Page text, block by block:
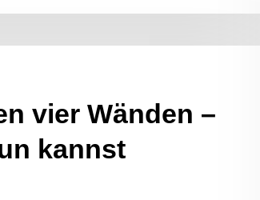
vier Wänden –
kannst